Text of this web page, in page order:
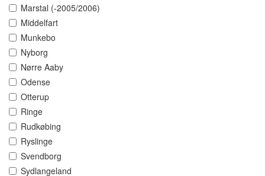
Marstal (-2005/2006)
Middelfart
Munkebo
Nyborg
Nørre Aaby
Odense
Otterup
Ringe
Rudkøbing
Ryslinge
Svendborg
Sydlangeland